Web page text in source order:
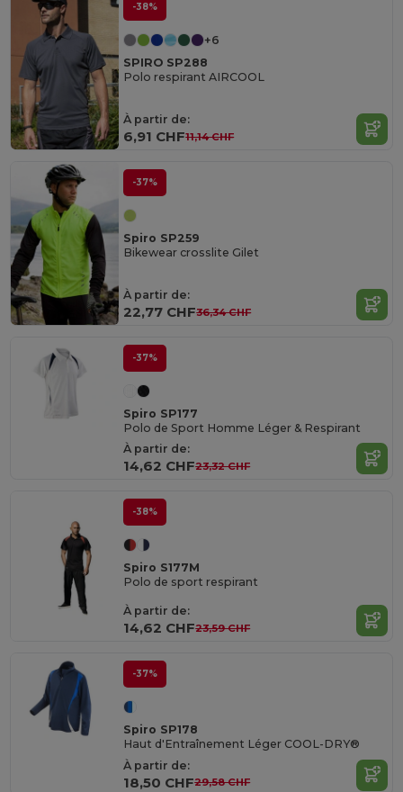
-38%
+6
SPIRO SP288
Polo respirant AIRCOOL
À partir de:
6,91 CHF11,14 CHF
-37%
Spiro SP259
Bikewear crosslite Gilet
À partir de:
22,77 CHF36,34 CHF
-37%
Spiro SP177
Polo de Sport Homme Léger & Respirant
À partir de:
14,62 CHF23,32 CHF
-38%
Spiro S177M
Polo de sport respirant
À partir de:
14,62 CHF23,59 CHF
-37%
Spiro SP178
Haut d'Entraînement Léger COOL-DRY®
À partir de:
18,50 CHF29,58 CHF